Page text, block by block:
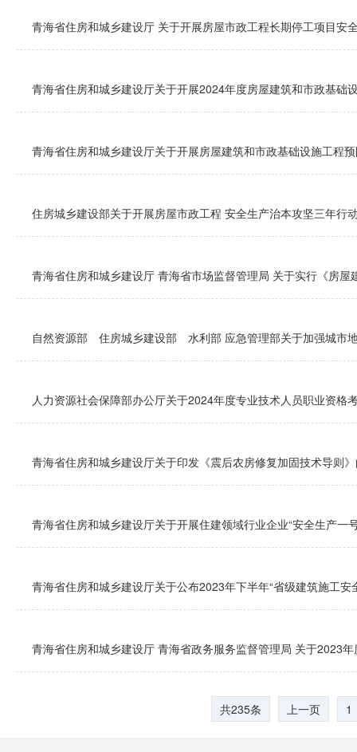
青海省住房和城乡建设厅 关于开展房屋市政工程长期停工项目安
青海省住房和城乡建设厅关于开展2024年度房屋建筑和市政基础
青海省住房和城乡建设厅关于开展房屋建筑和市政基础设施工程
住房城乡建设部关于开展房屋市政工程 安全生产治本攻坚三年行
青海省住房和城乡建设厅 青海省市场监督管理局 关于实行《房
自然资源部 住房城乡建设部 水利部 应急管理部关于加强城市
人力资源社会保障部办公厅关于2024年度专业技术人员职业资格
青海省住房和城乡建设厅关于印发《震后农房修复加固技术导则
青海省住房和城乡建设厅关于开展住建领域行业企业“安全生产一
青海省住房和城乡建设厅关于公布2023年下半年“省级建筑施工安
青海省住房和城乡建设厅 青海省政务服务监督管理局 关于2023
共235条 上一页 1